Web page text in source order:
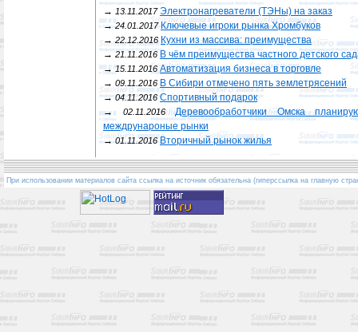
→ 13.11.2017 Электронагреватели (ТЭНы) на заказ
→24.01.2017 Ключевые игроки рынка Хромбуков
→ 22.12.2016 Кухни из массива: преимущества
→ 21.11.2016 В чём преимущества частного детского
→15.11.2016 Автоматизация бизнеса в торговле
→ 09.11.2016 В Сибири отмечено пять землетрясений
→04.11.2016 Спортивный подарок
→
02.11.2016
Деревообработчики Омска
междрунароные рынки
→01.11.2016 Вторичный рынок жилья
При использовании материалов сайта ссылка на источник обязательна (гиперссылка на главную